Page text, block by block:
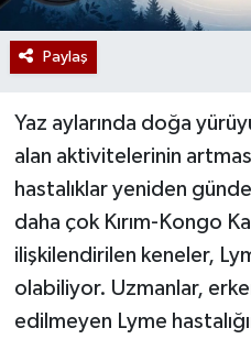
Paylaş
Yaz aylarında doğa
alan aktivitelerinin
hastalıklar yeniden
daha çok Kırım-Kongo
ilişkilendirilen keneler,
olabiliyor. Uzmanlar,
edilmeyen Lyme